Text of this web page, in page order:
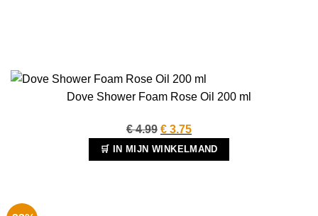
Dove Shower Foam Rose Oil 200 ml
€4.99 Oorspronkelijke
prijs
was:
€ 3.75Huidige
prijs
is:
🛒 IN MIJN WINKELMAND